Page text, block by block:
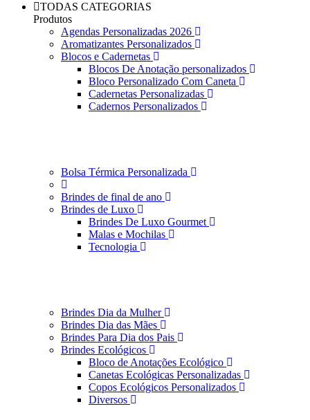
TODAS CATEGORIAS
Produtos
Agendas Personalizadas 2026
Aromatizantes Personalizados
Blocos e Cadernetas
Blocos De Anotação personalizados
Bloco Personalizado Com Caneta
Cadernetas Personalizadas
Cadernos Personalizados
Bolsa Térmica Personalizada
Brindes de final de ano
Brindes de Luxo
Brindes De Luxo Gourmet
Malas e Mochilas
Tecnologia
Brindes Dia da Mulher
Brindes Dia das Mães
Brindes Para Dia dos Pais
Brindes Ecológicos
Bloco de Anotações Ecológico
Canetas Ecológicas Personalizadas
Copos Ecológicos Personalizados
Diversos